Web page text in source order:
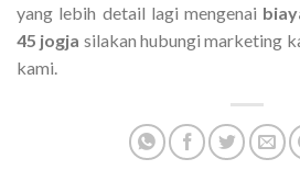
yang lebih detail lagi mengenai
45 jogja silakan hubungi marketing
kami.